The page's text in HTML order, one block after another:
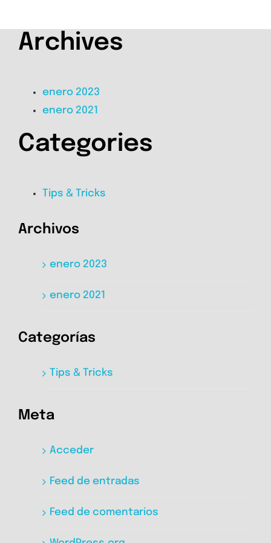
Archives
enero 2023
enero 2021
Categories
Tips & Tricks
Archivos
enero 2023
enero 2021
Categorías
Tips & Tricks
Meta
Acceder
Feed de entradas
Feed de comentarios